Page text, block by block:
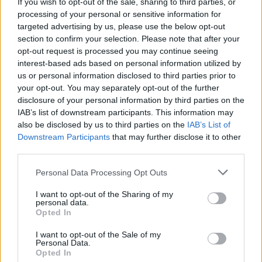
processing of your personal or sensitive information for
targeted advertising by us, please use the below opt-out
section to confirm your selection. Please note that after your
opt-out request is processed you may continue seeing
interest-based ads based on personal information utilized by
us or personal information disclosed to third parties prior to
your opt-out. You may separately opt-out of the further
disclosure of your personal information by third parties on the
IAB’s list of downstream participants. This information may
also be disclosed by us to third parties on the IAB’s List of
Downstream Participants that may further disclose it to other
Personal Data Processing Opt Outs
I want to opt-out of the Sharing of my
personal data.
Opted In
I want to opt-out of the Sale of my
Personal Data.
Opted In
pilietybės daug laiko nereikės: atsakė,
kada žada priimti sprendimą